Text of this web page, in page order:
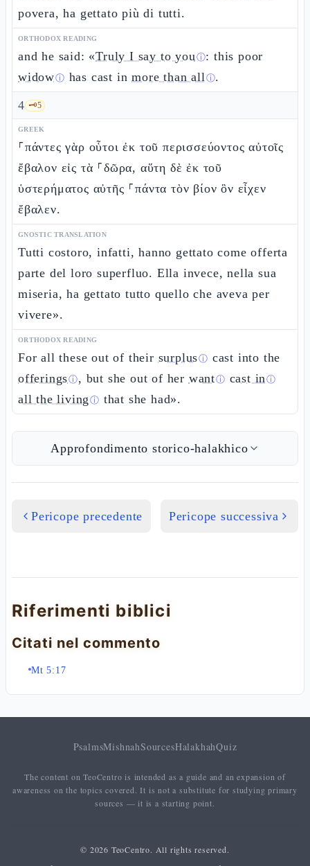
povera, ha gettato più di tutti.
ORTHODOX READING
and he said: «Truly I say to youⓘ: this poor
widowⓘ has cast inmore than allⓘ.
4 🗝️5
GREEK
⸀πάντες γὰρ οὗτοι ἐκ τοῦ περισσεύοντος αὐτοῖς
ἔβαλον εἰς τὰ ⸀δῶρα, αὕτη δὲ ἐκ τοῦ
ὑστερήματος αὐτῆς ⸀πάντα τὸν βίον ὃν εἶχεν
ἔβαλεν.
GNOSTIC TRANSLATION
Tutti costoro, infatti, hanno gettato come offerta
parte del loro superfluo. Ella invece, nella sua
miseria, ha gettato tutto quello che aveva per
vivere».
ORTHODOX READING
For all these out of their surplusⓘ cast into the
offeringsⓘ, but she out of her wantⓘ cast inⓘ
all the living ⓘ that she had».
Approfondimento storico-halakhico
Pericope precedente Pericope successiva
Riferimenti biblici
Citati nel commento
Mt 5:17
PsalmsMishnahSourcesHalakhahQuiz
The content on TeoCentro is intended as a guide and an expansion of
awareness on the topics covered. It is not a substitute for studying primary
sources — it is a starting point.
© 2026 TeoCentro. All rights reserved.